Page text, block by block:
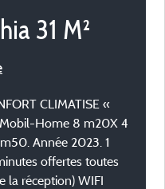
31 M²
CLIMATISE «
Mobil-Home 8 m20X 4
Année 2023. 1
offertes toutes
la réception) WIFI